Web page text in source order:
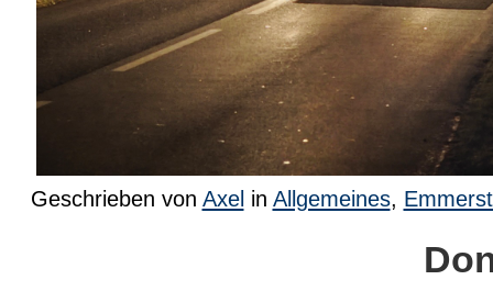
Geschrieben von Axel in Allgemeines,